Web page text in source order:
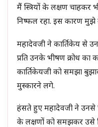
मैं स्त्रियों के लक्षण चाहकर
निष्फल रहा. इस कारण मुझे
महादेवजी ने कार्तिकेय से
प्रति उनके भीषण क्रोध का
कार्तिकेयजी को समझा
मुस्कारने लगे.
हंसते हुए महादेवजी ने उनसे
के लक्षणों को समझकर उसे